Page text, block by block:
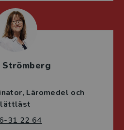
Strömberg
Läromedel och
lättläst
31 22 64